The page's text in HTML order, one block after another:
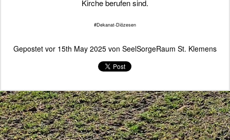
Kirche berufen sind.
#Dekanat-Diözesen
Gepostet vor 15th May 2025 von SeelSorgeRaum St. Klemens